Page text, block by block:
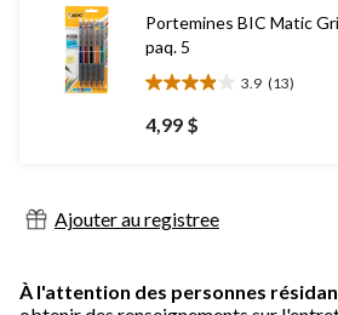
Portemines BIC Matic
paq. 5
3.9 (13)
3.9
étoile(s)
sur
évaluations
4,99 $
Ajouter au registree
À l'attention des personnes